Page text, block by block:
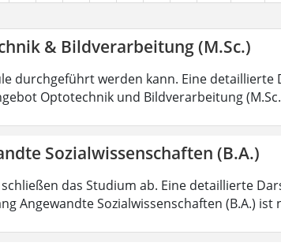
& Bildverarbeitung (M.Sc.)
durchgeführt werden kann. Eine
Optotechnik und Bildverarbeitung
Sozialwissenschaften (B.A.)
das Studium ab. Eine detaillierte
Angewandte Sozialwissenschaften (B.A.)